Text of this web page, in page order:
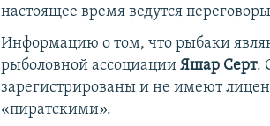
настоящее время ведутся
Информацию о том, что рыбаки
рыболовной ассоциацииЯшар Серт.
зарегистрированы и не имеют
«пиратскими».